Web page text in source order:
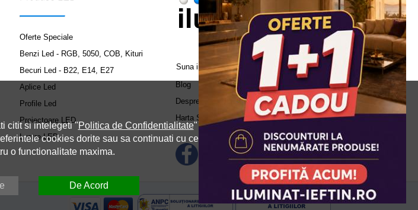
Oferte Speciale
Benzi Led - RGB, 5050, COB, Kituri
Becuri Led - B22, E14, E27
Aplice Led
Profile Led
Proiectoare LED
Lustre LED
Suna in call center:
0371.504.543
Blog
Despre Noi
Harta Site
citit si intelegeti "Politica de Confidentialitate" si
cookies dorite sau sa continuati cu cele
o functionalitate maxima.
De Acord